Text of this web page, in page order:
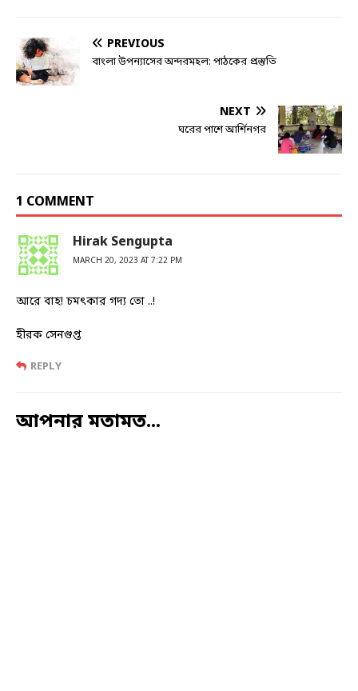
PREVIOUS
বাংলা উপন্যাসের অন্দরমহল: পাঠকের প্রস্তুতি
NEXT
ঘরের পাশে আর্শিনগর
1 COMMENT
Hirak Sengupta
MARCH 20, 2023 AT 7:22 PM
আরে বাহ! চমৎকার গদ্য তো ..!
হীরক সেনগুপ্ত
REPLY
আপনার মতামত...